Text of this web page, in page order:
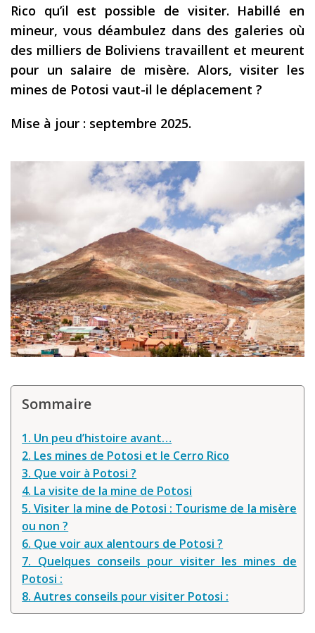
Podcast
Préparer son voyage
Destinations
LA LETTRE
Outils pour voyageur
Réserver un vol !
Le logement en voyage
Assurance voyage !
LA carte bancaire
voyage !
Louer une voiture !
Mes guides voyage
L’auteur
Rico qu’il est possible de visiter. Habillé en
mineur, vous déambulez dans des galeries où
des milliers de Boliviens travaillent et meurent
pour un salaire de misère. Alors, visiter les
mines de Potosi vaut-il le déplacement ?
Mise à jour : septembre 2025.
Sommaire
1. Un peu d’histoire avant…
2. Les mines de Potosi et le Cerro Rico
3. Que voir à Potosi ?
4. La visite de la mine de Potosi
5. Visiter la mine de Potosi : Tourisme de la misère
ou non ?
6. Que voir aux alentours de Potosi ?
7. Quelques conseils pour visiter les mines de
Potosi :
8. Autres conseils pour visiter Potosi :